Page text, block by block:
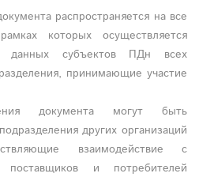
распространяется на все
которых осуществляется
данных субъектов ПДн всех
принимающие участие
документа могут быть
других организаций
взаимодействие с
и потребителей